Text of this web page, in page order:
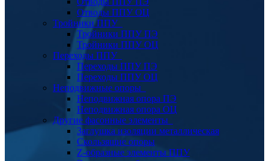
Отводы ППУ ОЦ
Тройники ППУ
Тройники ППУ ПЭ
Тройники ППУ ОЦ
Переходы ППУ
Переходы ППУ ПЭ
Переходы ППУ ОЦ
Неподвижные опоры
Неподвижная опора ПЭ
Неподвижная опора ОЦ
Другие фасонные элементы
Заглушка изоляции металлическая
Скользящие опоры
Z-образные элементы ППУ